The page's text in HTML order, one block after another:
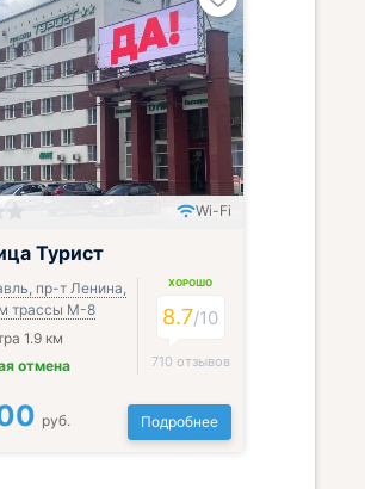
Wi-Fi
Турист
пр-т Ленина,
трассы М-8
1.9 км
отмена
ХОРОШО
8.7/10
710 отзывов
руб. Подробнее